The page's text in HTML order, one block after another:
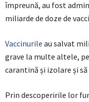
împreună, au fost
miliarde de doze de
Vaccinurile au salvat
grave la multe altele,
carantină și izolare și
Prin descoperirile lor